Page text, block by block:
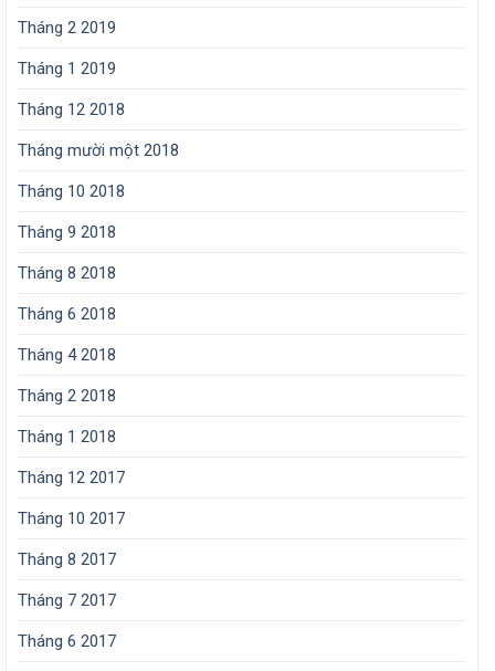
Tháng 2 2019
Tháng 1 2019
Tháng 12 2018
Tháng mười một 2018
Tháng 10 2018
Tháng 9 2018
Tháng 8 2018
Tháng 6 2018
Tháng 4 2018
Tháng 2 2018
Tháng 1 2018
Tháng 12 2017
Tháng 10 2017
Tháng 8 2017
Tháng 7 2017
Tháng 6 2017